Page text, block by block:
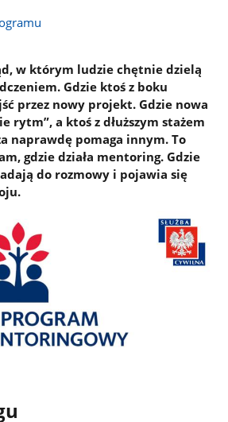
w którym ludzie chętnie dzielą
Gdzie ktoś z boku
przez nowy projekt. Gdzie nowa
rytm”, a ktoś z dłuższym stażem
naprawdę pomaga innym. To
gdzie działa mentoring. Gdzie
do rozmowy i pojawia się